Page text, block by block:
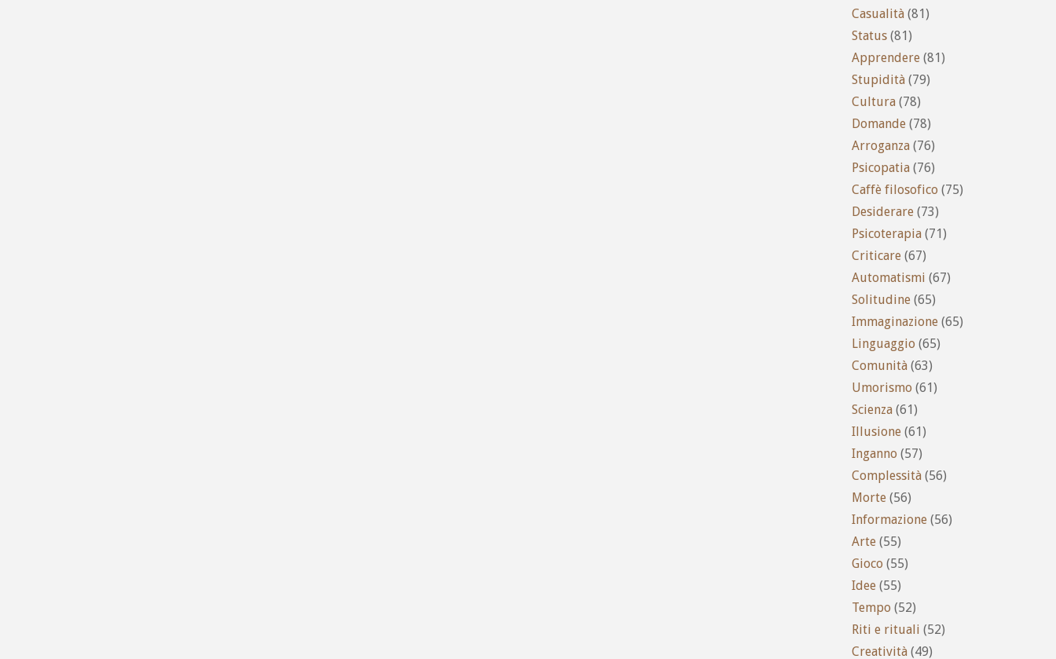
Casualità (81)
Status (81)
Apprendere (81)
Stupidità (79)
Cultura (78)
Domande (78)
Arroganza (76)
Psicopatia (76)
Caffè filosofico (75)
Desiderare (73)
Psicoterapia (71)
Criticare (67)
Automatismi (67)
Solitudine (65)
Immaginazione (65)
Linguaggio (65)
Comunità (63)
Umorismo (61)
Scienza (61)
Illusione (61)
Inganno (57)
Complessità (56)
Morte (56)
Informazione (56)
Arte (55)
Gioco (55)
Idee (55)
Tempo (52)
Riti e rituali (52)
Creatività (49)